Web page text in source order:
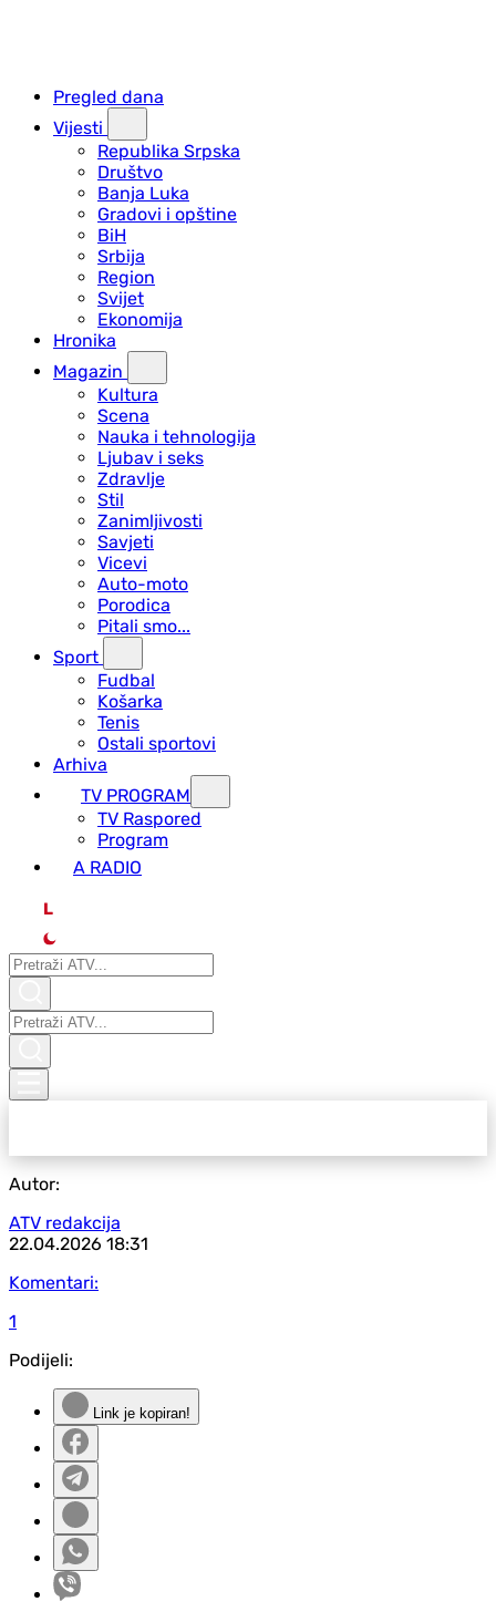
Pregled dana
Vijesti
Republika Srpska
Društvo
Banja Luka
Gradovi i opštine
BiH
Srbija
Region
Svijet
Ekonomija
Hronika
Magazin
Kultura
Scena
Nauka i tehnologija
Ljubav i seks
Zdravlje
Stil
Zanimljivosti
Savjeti
Vicevi
Auto-moto
Porodica
Pitali smo...
Sport
Fudbal
Košarka
Tenis
Ostali sportovi
Arhiva
TV PROGRAM
ТV Raspored
Program
A RADIO
L
Autor:
ATV redakcija
22.04.2026 18:31
Komentari:
1
Podijeli:
Link je kopiran!